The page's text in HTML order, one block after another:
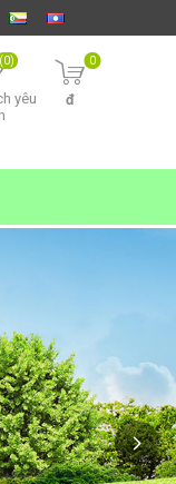
yêu
(0) 0
đ